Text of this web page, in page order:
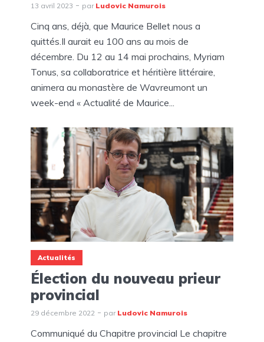
13 avril 2023 par Ludovic Namurois
Cinq ans, déjà, que Maurice Bellet nous a
quittés.Il aurait eu 100 ans au mois de
décembre. Du 12 au 14 mai prochains, Myriam
Tonus, sa collaboratrice et héritière littéraire,
animera au monastère de Wavreumont un
week-end « Actualité de Maurice...
Actualités
Élection du nouveau prieur
provincial
29 décembre 2022 par Ludovic Namurois
Communiqué du Chapitre provincial Le chapitre